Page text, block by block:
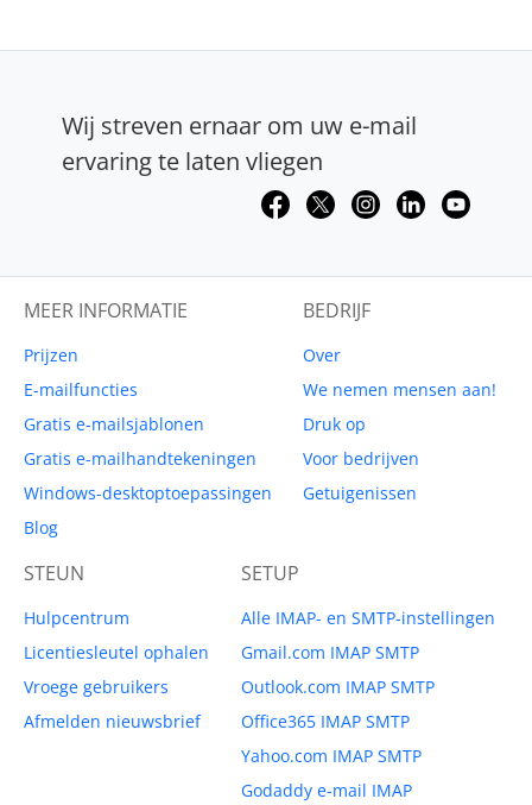
Wij streven ernaar om uw e-mail
ervaring te laten vliegen
MEER INFORMATIE
Prijzen
E-mailfuncties
Gratis e-mailsjablonen
Gratis e-mailhandtekeningen
Windows-desktoptoepassingen
Blog
BEDRIJF
Over
We nemen mensen aan!
Druk op
Voor bedrijven
Getuigenissen
STEUN
Hulpcentrum
Licentiesleutel ophalen
Vroege gebruikers
Afmelden nieuwsbrief
SETUP
Alle IMAP- en SMTP-instellingen
Gmail.com IMAP SMTP
Outlook.com IMAP SMTP
Office365 IMAP SMTP
Yahoo.com IMAP SMTP
Godaddy e-mail IMAP